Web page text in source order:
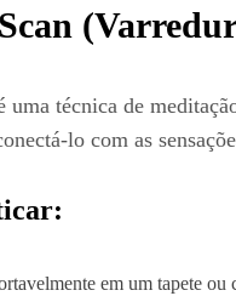
uma técnica de
lo com as
em um tapete ou